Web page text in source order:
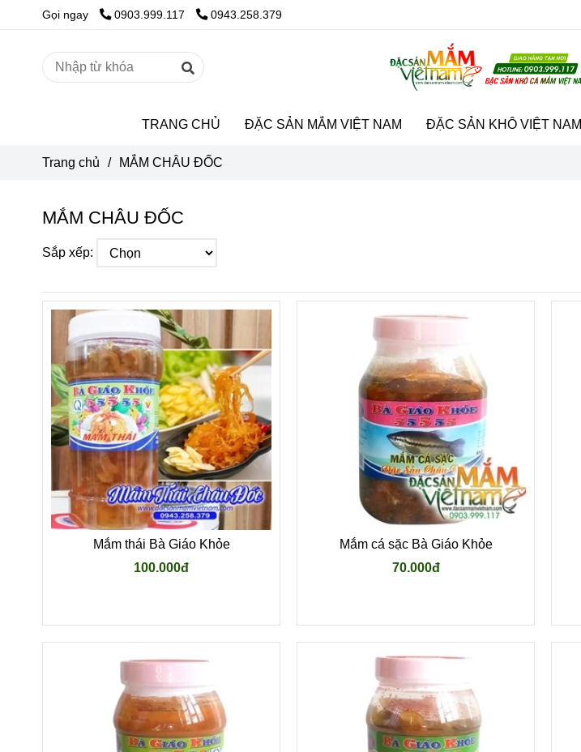
Gọi ngay 0903.999.117 0943.258.379
TRANG CHỦ ĐẶC SẢN MẮM VIỆT NAM ĐẶC SẢN KHÔ VIỆT NAM
Trang chủ / MẮM CHÂU ĐỐC
MẮM CHÂU ĐỐC
Sắp xếp:
Mắm thái Bà Giáo Khỏe
100.000đ
Mắm cá sặc Bà Giáo Khỏe
70.000đ